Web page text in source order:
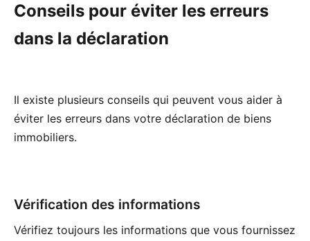
Conseils pour éviter les erreurs
dans la déclaration
Il existe plusieurs conseils qui peuvent vous aider à
éviter les erreurs dans votre déclaration de biens
immobiliers.
Vérification des informations
Vérifiez toujours les informations que vous fournissez